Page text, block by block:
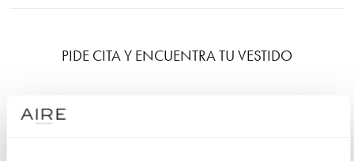
PIDE CITA Y ENCUENTRA TU VESTIDO